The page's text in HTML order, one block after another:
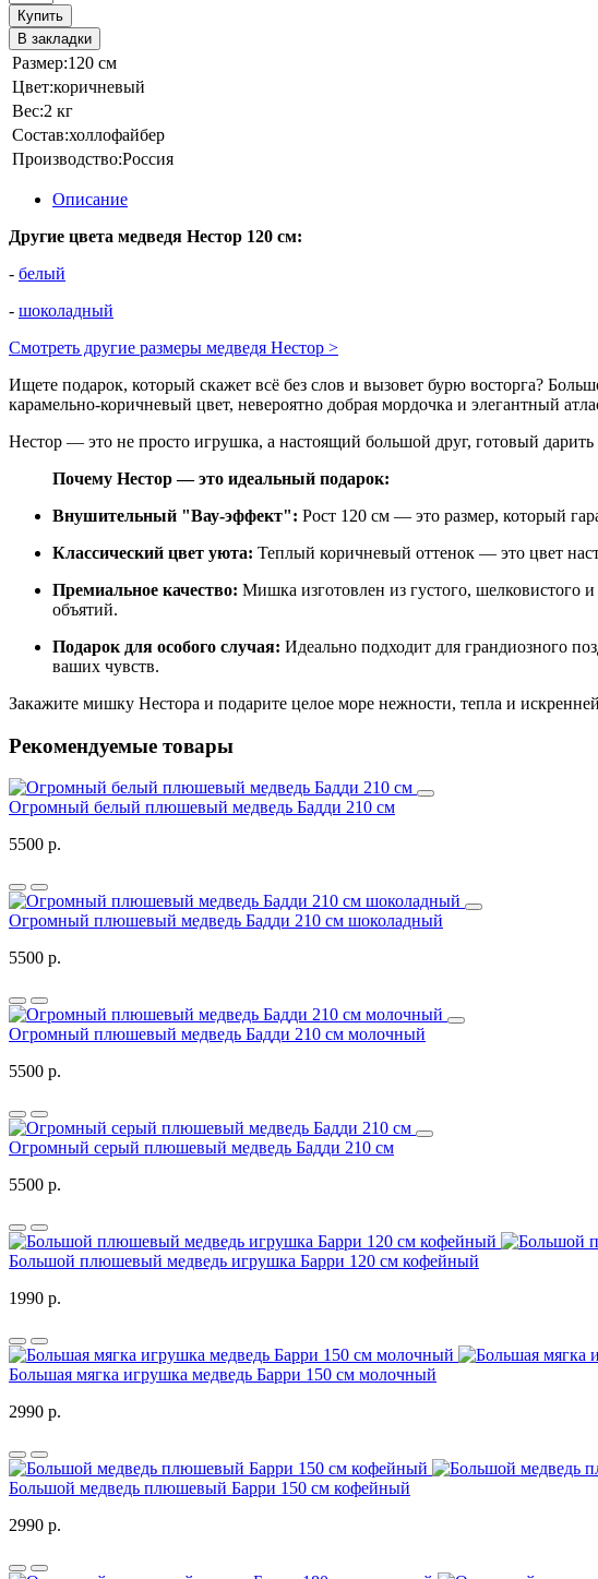
Купить
В закладки
Размер:120 см
Цвет:коричневый
Вес:2 кг
Состав:холлофайбер
Производство:Россия
Описание
Другие цвета медведя Нестор 120 см:
- белый
- шоколадный
Смотреть другие размеры медведя Нестор >
Ищете подарок, который скажет всё без слов и вызовет бурю восторга?
карамельно-коричневый цвет, невероятно добрая мордочка и элегантный
Нестор — это не просто игрушка, а настоящий большой друг, готовый
Почему Нестор — это идеальный подарок:
Внушительный "Вау-эффект": Рост 120 см — это размер, который
Классический цвет уюта: Теплый коричневый оттенок — это цвет
Премиальное качество: Мишка изготовлен из густого, шелковистого
объятий.
Подарок для особого случая: Идеально подходит для грандиозного
ваших чувств.
Закажите мишку Нестора и подарите целое море нежности, тепла и
Рекомендуемые товары
Огромный белый плюшевый медведь Бадди 210 см
5500 р.
Огромный плюшевый медведь Бадди 210 см шоколадный
5500 р.
Огромный плюшевый медведь Бадди 210 см молочный
5500 р.
Огромный серый плюшевый медведь Бадди 210 см
5500 р.
Большой плюшевый медведь игрушка Барри 120 см кофейный
1990 р.
Большая мягка игрушка медведь Барри 150 см молочный
2990 р.
Большой медведь плюшевый Барри 150 см кофейный
2990 р.